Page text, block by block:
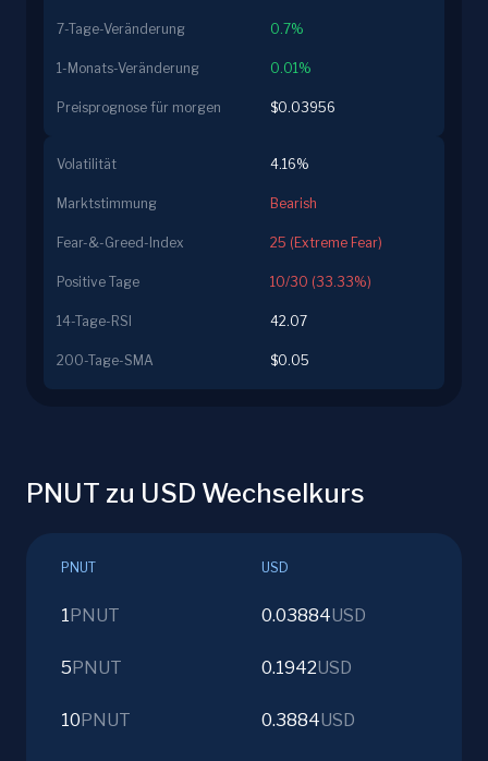
7-Tage-Veränderung 0.7%
1-Monats-Veränderung 0.01%
Preisprognose für morgen $0.03956
Volatilität 4.16%
Marktstimmung Bearish
Fear-&-Greed-Index 25 (Extreme Fear)
Positive Tage 10/30 (33.33%)
14-Tage-RSI 42.07
200-Tage-SMA $0.05
PNUT zu USD Wechselkurs
PNUT USD
1 PNUT 0.03884USD
5 PNUT 0.1942USD
10 PNUT 0.3884USD